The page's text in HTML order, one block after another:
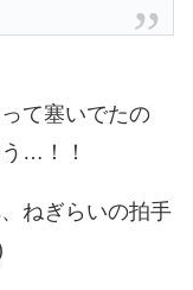
て塞いでたの
…！！
ねぎらいの拍手